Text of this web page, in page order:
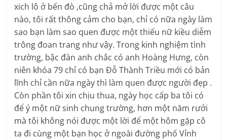
xich lô ở bến đò ,cũng chả mở lời được một câu
nào, tôi rất thông cảm cho bạn, chỉ có nữa ngày làm
sao bạn làm sao quen được một thiếu nữ kiều diễm
trông đoan trang như vậy. Trong kinh nghiệm tình
trường, bậc đàn anh chắc có anh Hoàng Hưng, còn
niên khóa 79 chỉ có bạn Đỗ Thành Triều mới có bản
lĩnh chỉ cần nữa ngày thì làm quen được người đẹp .
Còn phần tôi xin chịu thua, ngày học cấp ba tôi có
để ý một nữ sinh chung trường, hơn một năm rưởi
mà tôi không nói được một lời để một hôm gặp cô
ta đi cùng một bạn học ở ngoài đường phố Vỉnh